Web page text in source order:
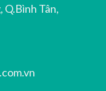
Q.Bình Tân,